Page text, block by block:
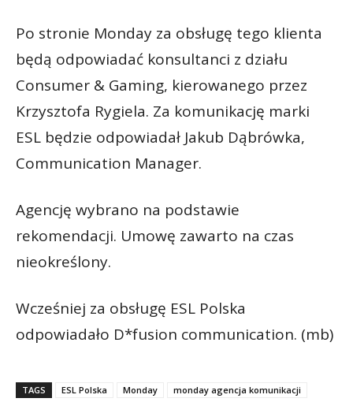
Po stronie Monday za obsługę tego klienta
będą odpowiadać konsultanci z działu
Consumer & Gaming, kierowanego przez
Krzysztofa Rygiela. Za komunikację marki
ESL będzie odpowiadał Jakub Dąbrówka,
Communication Manager.
Agencję wybrano na podstawie
rekomendacji. Umowę zawarto na czas
nieokreślony.
Wcześniej za obsługę ESL Polska
odpowiadało D*fusion communication. (mb)
TAGS ESL Polska Monday monday agencja komunikacji